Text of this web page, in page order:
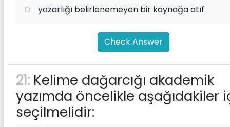
D. yazarlığı belirlenemeyen bir kaynağa atıf
Check Answer
21: Kelime dağarcığı akademik
yazımda öncelikle aşağıdakiler
seçilmelidir: